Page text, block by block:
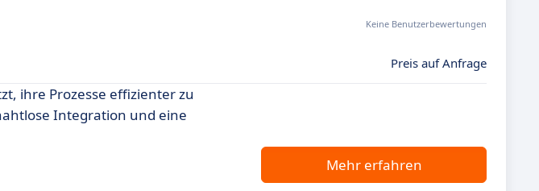
Keine Benutzerbewertungen
Preis auf Anfrage
ihre Prozesse effizienter zu
Integration und eine
Mehr erfahren